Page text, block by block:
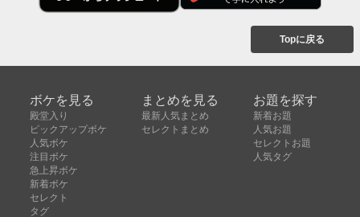
Topに戻る
ボケを見る
殿堂入り
ピックアップボケ
人気ボケ
注目ボケ
急上昇ボケ
新着ボケ
セレクト
タグ
まとめを見る
最新人気まとめ
セレクトまとめ
お題を探す
新着お題
人気お題
セレクトお題
人気タグ